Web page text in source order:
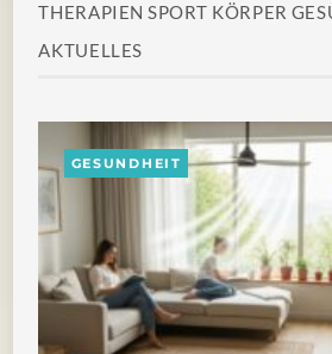
THERAPIEN SPORT KÖRPER
AKTUELLES
GESUNDHEIT